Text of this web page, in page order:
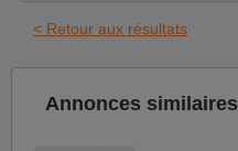
< Retour aux résultats
Annonces similaires